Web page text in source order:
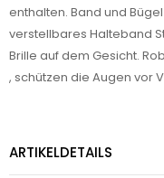
enthalten. Band und
verstellbares Halteband
Brille auf dem Gesicht.
, schützen die Augen vor
ARTIKELDETAILS